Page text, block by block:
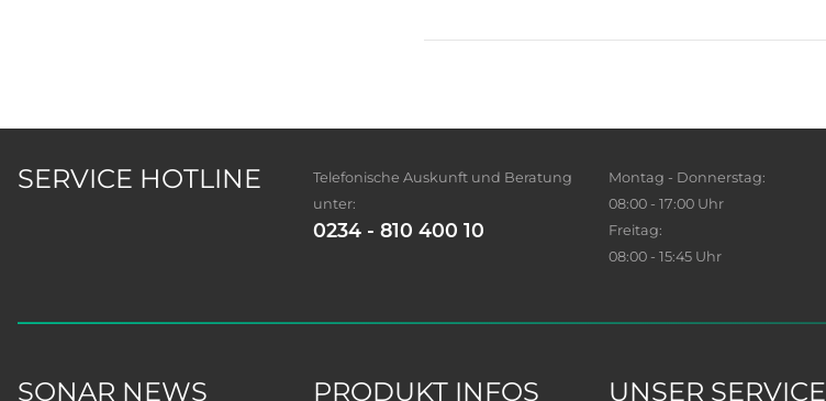
SERVICE HOTLINE
Telefonische Auskunft und Beratung
unter:
0234 - 810 400 10
Montag - Donnerstag:
08:00 - 17:00 Uhr
Freitag:
08:00 - 15:45 Uhr
SONAR NEWS PRODUKT INFOS UNSER SERVICE